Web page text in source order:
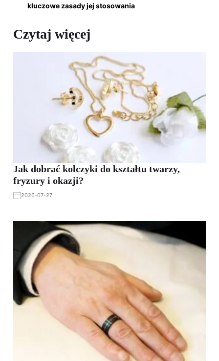
kluczowe zasady jej stosowania
Czytaj więcej
Jak dobrać kolczyki do kształtu twarzy,
fryzury i okazji?
2026-07-27